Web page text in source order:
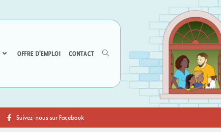
OFFRE D’EMPLOI CONTACT
Suivez-nous sur Facebook